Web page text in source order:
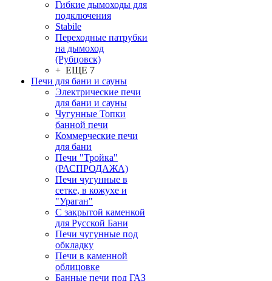
Гибкие дымоходы для
подключения
Stabile
Переходные патрубки
на дымоход
(Рубцовск)
+ ЕЩЕ 7
Печи для бани и сауны
Электрические печи
для бани и сауны
Чугунные Топки
банной печи
Коммерческие печи
для бани
Печи "Тройка"
(РАСПРОДАЖА)
Печи чугунные в
сетке, в кожухе и
"Ураган"
С закрытой каменкой
для Русской Бани
Печи чугунные под
обкладку
Печи в каменной
облицовке
Банные печи под ГАЗ